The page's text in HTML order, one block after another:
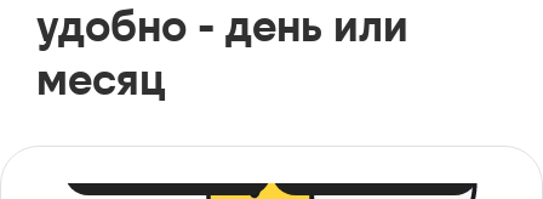
удобно - день или
месяц